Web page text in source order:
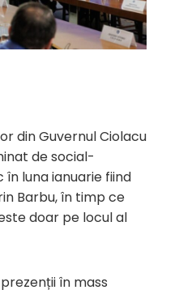
din Guvernul Ciolacu
de social-
luna ianuarie fiind
Barbu, în timp ce
doar pe locul al
în mass